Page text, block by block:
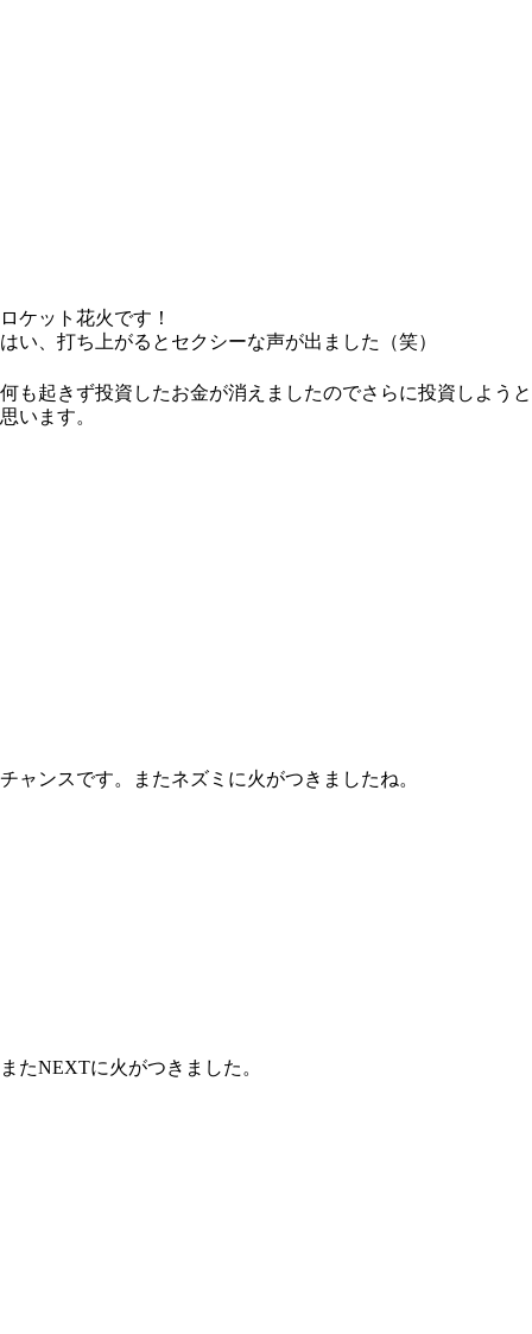
ロケット花火です！
はい、打ち上がるとセクシーな声が出ました（笑）
何も起きず投資したお金が消えましたのでさらに投資しようと
思います。
チャンスです。またネズミに火がつきましたね。
またNEXTに火がつきました。